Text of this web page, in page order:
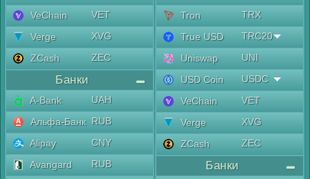
VeChain
VET
Verge
XVG
ZCash
ZEC
Банки
A-Bank
UAH
Альфа-Банк RUB
Alipay
CNY
Avangard
RUB
Tron
TRX
True USD
TRC20
Uniswap
UNI
USD Coin
USDC
VeChain
VET
Verge
XVG
ZCash
ZEC
Банки